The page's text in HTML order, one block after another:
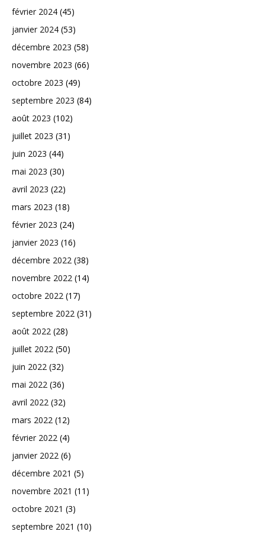
février 2024 (45)
janvier 2024 (53)
décembre 2023 (58)
novembre 2023 (66)
octobre 2023 (49)
septembre 2023 (84)
août 2023 (102)
juillet 2023 (31)
juin 2023 (44)
mai 2023 (30)
avril 2023 (22)
mars 2023 (18)
février 2023 (24)
janvier 2023 (16)
décembre 2022 (38)
novembre 2022 (14)
octobre 2022 (17)
septembre 2022 (31)
août 2022 (28)
juillet 2022 (50)
juin 2022 (32)
mai 2022 (36)
avril 2022 (32)
mars 2022 (12)
février 2022 (4)
janvier 2022 (6)
décembre 2021 (5)
novembre 2021 (11)
octobre 2021 (3)
septembre 2021 (10)